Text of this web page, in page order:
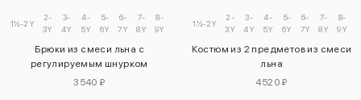
1½-2Y
2-
3Y
3-
4Y
4-
5Y
5-
6Y
6-
7Y
7-
8Y
8-
9Y
Брюки из смеси льна с
регулируемым шнурком
3540 ₽
1½-2Y
2-
3Y
3-
4Y
4-
5Y
5-
6Y
6-
7Y
7-
8Y
8-
9Y
Костюм из 2 предметов из смеси
льна
4520 ₽